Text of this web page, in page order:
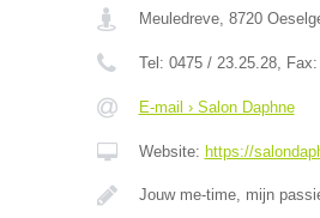
Meuledreve, 8720
Tel: 0475 / 23.25.28, Fax:
E-mail › Salon Daphne
Website: https://
Jouw me-time, mijn